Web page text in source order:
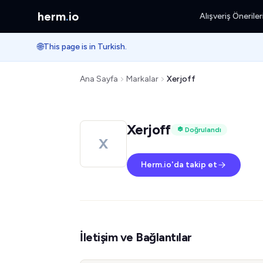
herm.io Alışveriş Önerileri
🌐This page is in Turkish.
Ana Sayfa Markalar Xerjoff
X
Xerjoff Doğrulandı
Herm.io'da takip et
İletişim ve Bağlantılar